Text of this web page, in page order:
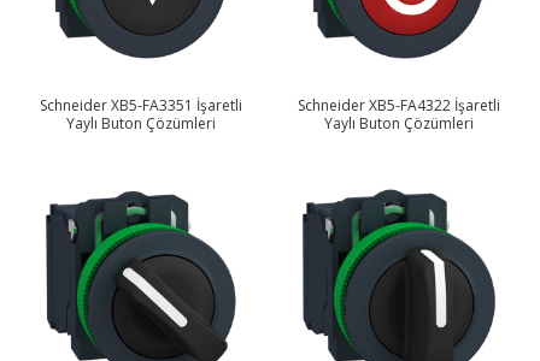
Schneider XB5-FA3351 İşaretli
Yaylı Buton Çözümleri
Schneider XB5-FA4322 İşaretli
Yaylı Buton Çözümleri